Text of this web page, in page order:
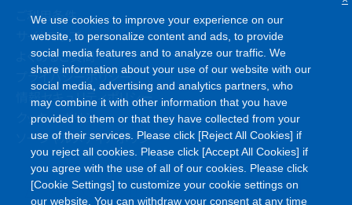
ご利用条件
サイトマップ
よくあるご質問
プライバシーポリシー
情報セキュリティポリシー
クッキーポリシー
ソーシャルメディアポリシー
We use cookies to improve your experience on our
website, to personalize content and ads, to provide
social media features and to analyze our traffic. We
share information about your use of our website with our
social media, advertising and analytics partners, who
may combine it with other information that you have
provided to them or that they have collected from your
use of their services. Please click [Reject All Cookies] if
you reject all cookies. Please click [Accept All Cookies] if
you agree with the use of all of our cookies. Please click
[Cookie Settings] to customize your cookie settings on
our website. You can withdraw your consent at any time